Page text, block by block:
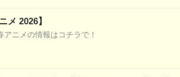
メ 2026】
アニメの情報はコチラで！